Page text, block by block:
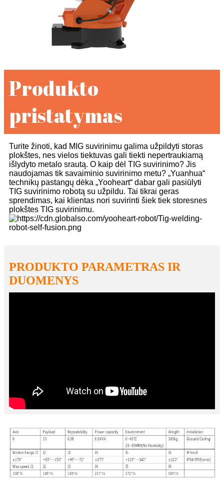
Produkto
pristatymas
Turite žinoti, kad MIG suvirinimu galima užpildyti storas
plokštes, nes vielos tiektuvas gali tiekti nepertraukiamą
išlydyto metalo srautą. O kaip dėl TIG suvirinimo? Jis
naudojamas tik savaiminio suvirinimo metu? „Yuanhua“
technikų pastangų dėka „Yooheart“ dabar gali pasiūlyti
TIG suvirinimo robotą su užpildu. Tai tikrai geras
sprendimas, kai klientas nori suvirinti šiek tiek storesnes
plokštes TIG suvirinimu.
PRODUKTO PARAMETRAS IR
DUOMENYS